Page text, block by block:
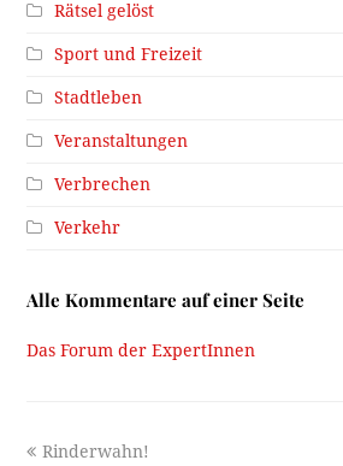
Rätsel gelöst
Sport und Freizeit
Stadtleben
Veranstaltungen
Verbrechen
Verkehr
Alle Kommentare auf einer Seite
Das Forum der ExpertInnen
previous
Rinderwahn!